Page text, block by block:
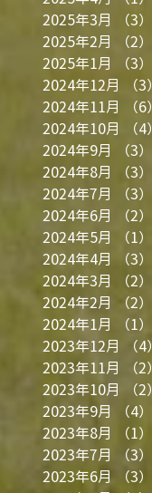
2025年3月
（3）
2025年2月
（2）
2025年1月
（3）
2024年12月
（3）
2024年11月
（6）
2024年10月
（4）
2024年9月
（3）
2024年8月
（3）
2024年7月
（3）
2024年6月
（2）
2024年5月
（1）
2024年4月
（3）
2024年3月
（2）
2024年2月
（2）
2024年1月
（1）
2023年12月
（4）
2023年11月
（2）
2023年10月
（2）
2023年9月
（4）
2023年8月
（1）
2023年7月
（3）
2023年6月
（3）